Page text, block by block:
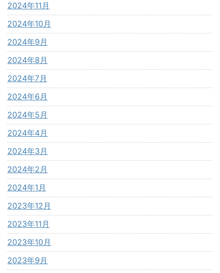
2024年11月
2024年10月
2024年9月
2024年8月
2024年7月
2024年6月
2024年5月
2024年4月
2024年3月
2024年2月
2024年1月
2023年12月
2023年11月
2023年10月
2023年9月